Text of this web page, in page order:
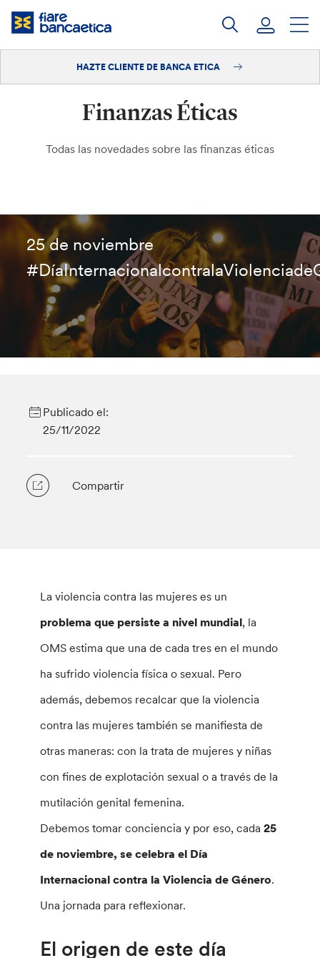
Saltar
HAZTE CLIENTE DE BANCA ETICA
Finanzas Éticas
Todas las novedades sobre las finanzas éticas
25 de noviembre
Publicado el:
25/11/2022
Compartir
La violencia contra las mujeres es un
problema que persiste a nivel mundial, la
OMS estima que una de cada tres en el mundo
ha sufrido violencia física o sexual. Pero
además, debemos recalcar que la violencia
contra las mujeres también se manifiesta de
otras maneras: con la trata de mujeres y niñas
con fines de explotación sexual o a través de la
mutilación genital femenina.
Debemos tomar conciencia y por eso, cada 25
de noviembre, se celebra el Día
Internacional contra la Violencia de Género.
Una jornada para reflexionar.
El origen de este día